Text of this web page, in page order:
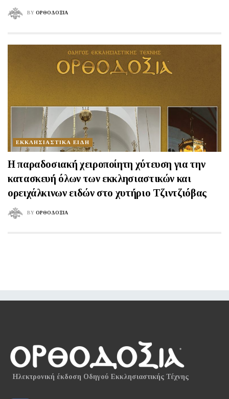
BY ΟΡΘΟΔΟΞΙΑ
ΕΚΚΛΗΣΙΑΣΤΙΚΑ ΕΙΔΗ
Η παραδοσιακή χειροποίητη χύτευση για την
κατασκευή όλων των εκκλησιαστικών και
ορειχάλκινων ειδών στο χυτήριο Τζιντζιόβας
BY ΟΡΘΟΔΟΞΙΑ
Ηλεκτρονική έκδοση Οδηγού Εκκλησιαστικής Τέχνης